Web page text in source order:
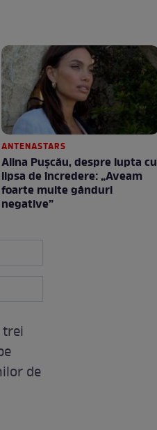
ANTENASTARS
Alina Pușcău, despre lupta cu
lipsa de încredere: „Aveam
foarte multe gânduri
negative”
de